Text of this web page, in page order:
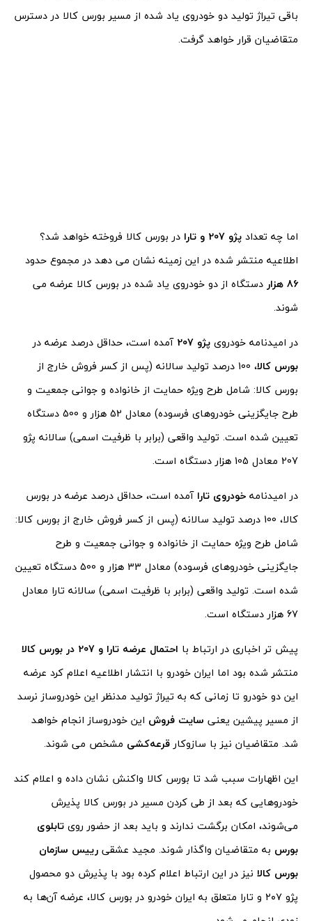
باقی تیراژ تولید دو خودروی یاد شده از مسیر بورس کالا در دسترس
متقاضیان قرار خواهد گرفت.
اما چه تعداد پژو 207 و تارا
در بورس کالا فروخته خواهد شد؟
اطلاعیه منتشر شده در این زمینه نشان می دهد در مجموع حدود
86 هزار
دستگاه از دو خودروی یاد شده در بورس کالا عرضه می
شوند.
در امیدنامه خودروی پژو 207
آمده است، حداقل درصد عرضه در
بورس کالا
، 100 درصد تولید سالانه (پس از کسر فروش خارج از
بورس کالا: شامل طرح ویژه حمایت از خانواده و جوانی جمعیت و
طرح جایگزینی خودرو‌های فرسوده) معادل 52 هزار و 500 دستگاه
تعیین شده است. تولید واقعی (برابر با ظرفیت اسمی) سالانه پژو
207 معادل 105 هزار دستگاه است.
در امیدنامه خودروی تارا آمده است، حداقل درصد عرضه در بورس
کالا، 100 درصد تولید سالانه (پس از کسر فروش خارج از بورس کالا:
شامل طرح ویژه حمایت از خانواده و جوانی جمعیت و طرح
جایگزینی خودرو‌های فرسوده) معادل 33 هزار و 500 دستگاه تعیین
شده است. تولید واقعی (برابر با ظرفیت اسمی) سالانه تارا معادل
67 هزار دستگاه است.
پیش تر اخباری در ارتباط با احتمال عرضه تارا و 207 در بورس کالا
منتشر شده بود اما ایران خودرو با انتشار اطلاعیه اعلام کرد عرضه
این دو خودرو تا زمانی که به تیراژ تولید مدنظر این خودروساز نرسد
از مسیر پیشین یعنی سایت فروش این خودروساز انجام خواهد
شد. متقاضیان نیز با سازوکارقرعه‌کشی مشخص می شوند.
این اظهارات سبب شد تا بورس کالا واکنش نشان داده و اعلام کند
خودروهایی که بعد از طی کردن مسیر در بورس کالا پذیرش
می‌شوند، امکان برگشت ندارند و باید بعد از حضور روی تابلوی
بورس به متقاضیان واگذار شوند. مجید عشقی رییس سازمان
بورس کالا نیز در این ارتباط اعلام کرده بود با پذیرش دو محصول
پژو ۲۰۷ و تارا متعلق به ایران خودرو در بورس کالا، عرضه آن‌ها به